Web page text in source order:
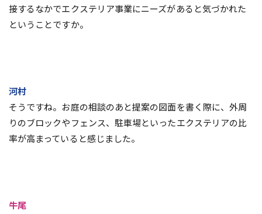
接するなかでエクステリア事業にニーズがあると気づかれた
ということですか。
河村
そうですね。お庭の相談のあと提案の図面を書く際に、外周
りのブロックやフェンス、駐車場といったエクステリアの比
率が高まっていると感じました。
牛尾